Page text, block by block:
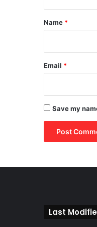
*
Name *
Email *
Save my
Last